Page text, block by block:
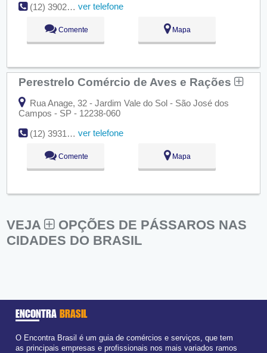
(12) 3902-8713
ver telefone
Comente Mapa
Perestrelo Comércio de Aves e Rações
Rua Anage, 32 - Jardim Vale do Sol - São José dos
Campos - SP - 12238-060
(12) 3931-3243
ver telefone
Comente Mapa
VEJA
OPÇÕES DE PÁSSAROS NAS
CIDADES DO BRASIL
ENCONTRA BRASIL
O Encontra Brasil é um guia de comércios e serviços, que tem
as principais empresas e profissionais nos mais variados ramos